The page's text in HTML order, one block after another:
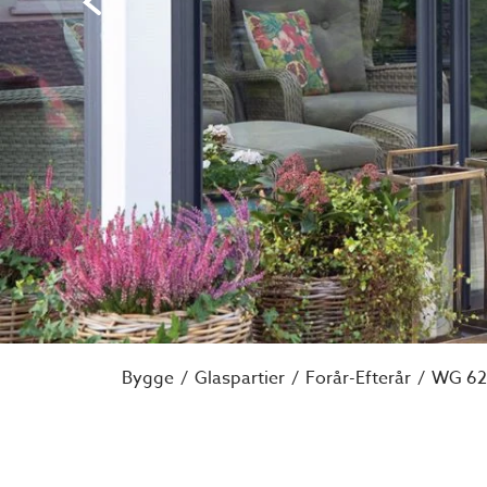
Bygge Glaspartier Forår-Efterår WG